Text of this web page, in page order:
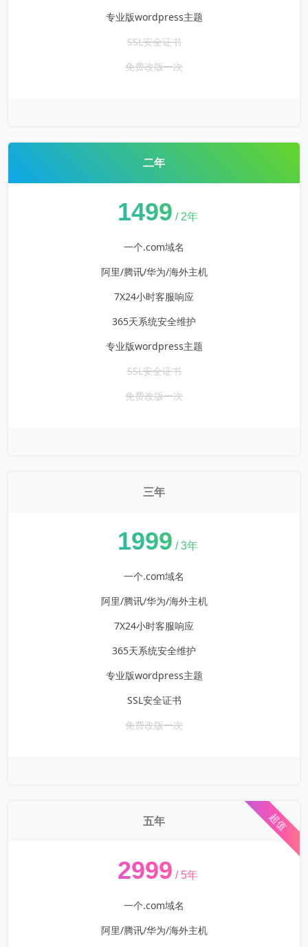
专业版wordpress主题
SSL安全证书
免费改版一次
二年
1499 / 2年
一个.com域名
阿里/腾讯/华为/海外主机
7X24小时客服响应
365天系统安全维护
专业版wordpress主题
SSL安全证书
免费改版一次
三年
1999 / 3年
一个.com域名
阿里/腾讯/华为/海外主机
7X24小时客服响应
365天系统安全维护
专业版wordpress主题
SSL安全证书
免费改版一次
超值
五年
2999 / 5年
一个.com域名
阿里/腾讯/华为/海外主机